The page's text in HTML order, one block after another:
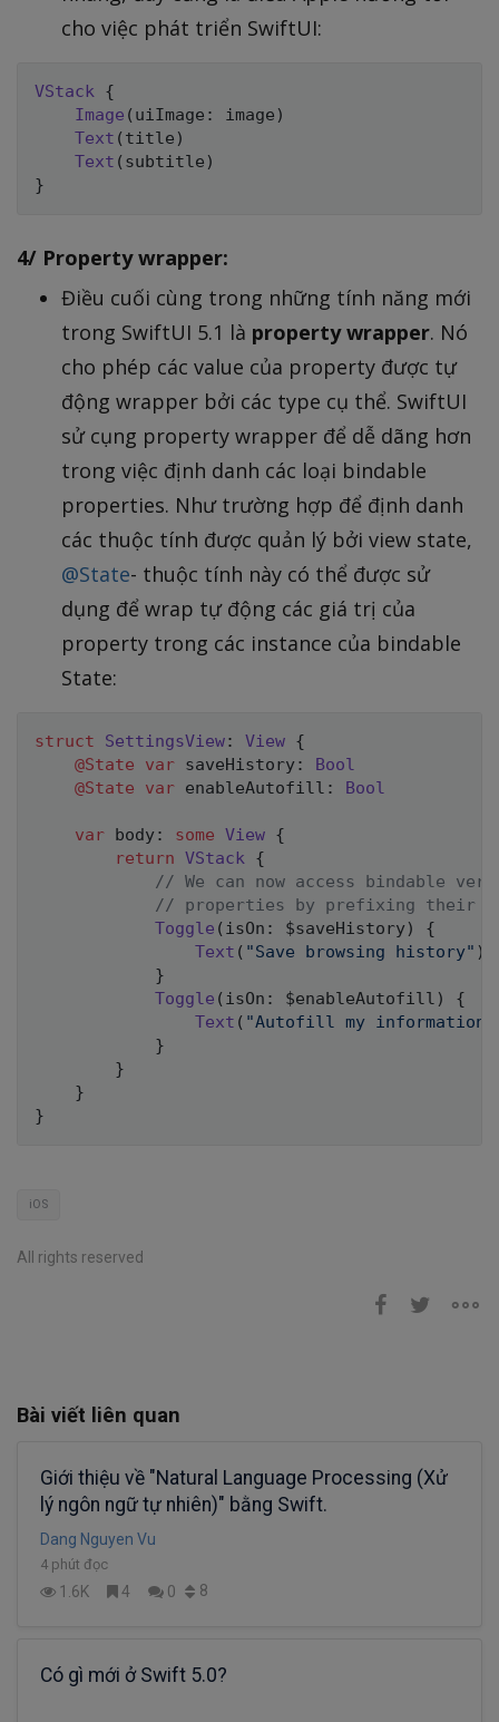
cho việc phát triển SwiftUI:
VStack {
Image ( uiImage : image )
Text ( title )
Text ( subtitle )
}
4/ Property wrapper:
Điều cuối cùng trong những tính năng mới
trong SwiftUI 5.1 là property wrapper. Nó
cho phép các value của property được tự
động wrapper bởi các type cụ thể. SwiftUI
sử cụng property wrapper để dễ dãng hơn
trong việc định danh các loại bindable
properties. Như trường hợp để định danh
các thuộc tính được quản lý bởi view state,
@State- thuộc tính này có thể được sử
dụng để wrap tự động các giá trị của
property trong các instance của bindable
State:
struct SettingsView: View {
@State
var saveHistory:
Bool
@State
var enableAutofill : Bool
var body: some View {
return VStack {
// We can now access bindable
// properties by prefixing their
Toggle ( isOn : $saveHistory)
{
Text ( "Save browsing history" )
}
Toggle ( isOn : $enableAutofill )
{
Text ( "Autofill my information"
}
}
}
}
iOS
All rights reserved
Bài viết liên quan
Giới thiệu về "Natural Language Processing (Xử
lý ngôn ngữ tự nhiên)" bằng Swift.
Dang Nguyen Vu
4 phút đọc
1.6K 4 0 8
Có gì mới ở Swift 5.0?